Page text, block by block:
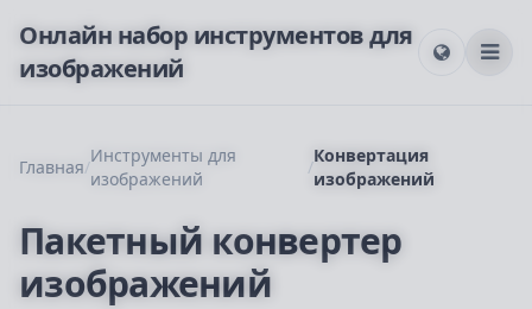
Онлайн набор инструментов для
изображений
Главная/
Инструменты для
изображений
/
Конвертация
изображений
Пакетный конвертер
изображений